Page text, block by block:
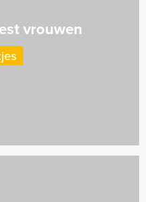
vrouwen